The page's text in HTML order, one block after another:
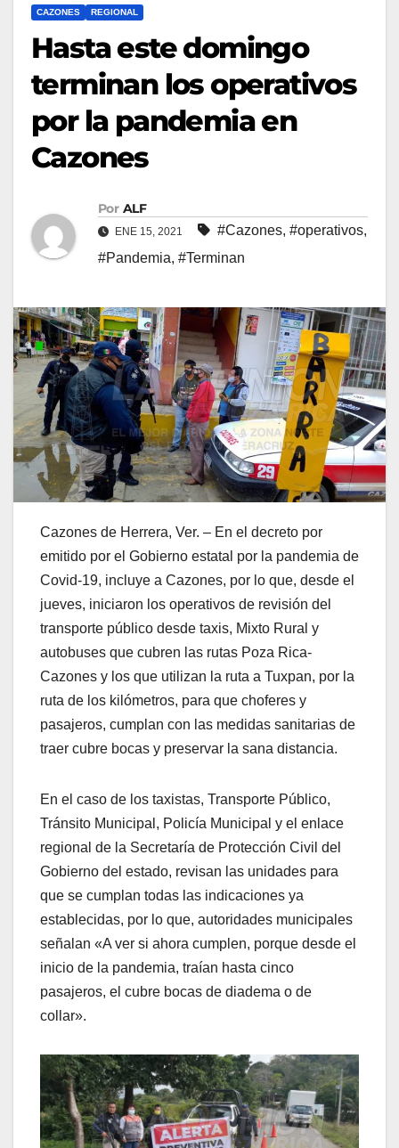
CAZONES REGIONAL
Hasta este domingo
terminan los operativos
por la pandemia en
Cazones
Por ALF
ENE 15, 2021 #Cazones, #operativos,
#Pandemia, #Terminan
Cazones de Herrera, Ver. – En el decreto por
emitido por el Gobierno estatal por la pandemia de
Covid-19, incluye a Cazones, por lo que, desde el
jueves, iniciaron los operativos de revisión del
transporte público desde taxis, Mixto Rural y
autobuses que cubren las rutas Poza Rica-
Cazones y los que utilizan la ruta a Tuxpan, por la
ruta de los kilómetros, para que choferes y
pasajeros, cumplan con las medidas sanitarias de
traer cubre bocas y preservar la sana distancia.
En el caso de los taxistas, Transporte Público,
Tránsito Municipal, Policía Municipal y el enlace
regional de la Secretaría de Protección Civil del
Gobierno del estado, revisan las unidades para
que se cumplan todas las indicaciones ya
establecidas, por lo que, autoridades municipales
señalan «A ver si ahora cumplen, porque desde el
inicio de la pandemia, traían hasta cinco
pasajeros, el cubre bocas de diadema o de
collar».